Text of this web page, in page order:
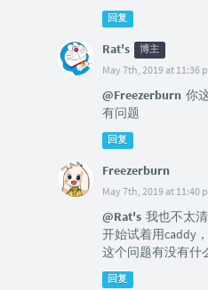
回复
Rat's 博主
May 7th, 2019 at 11:36
@Freezerburn 你
有问题
回复
Freezerburn
May 7th, 2019 at 11:40
@Rat's 我也不太
开始试着用caddy
这个问题有没有什
回复